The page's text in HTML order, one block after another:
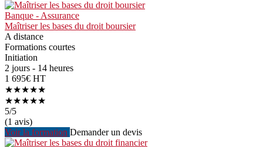
Banque - Assurance
Maîtriser les bases du droit boursier
A distance
Formations courtes
Initiation
2 jours - 14 heures
1 695€ HT
★★★★★
★★★★★
5/5
(1 avis)
Voir la formation Demander un devis